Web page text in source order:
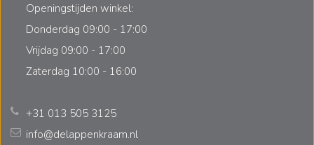
Openingstijden winkel:
Donderdag 09:00 - 17:00
Vrijdag 09:00 - 17:00
Zaterdag 10:00 - 16:00
+31 013 505 3125
info@delappenkraam.nl